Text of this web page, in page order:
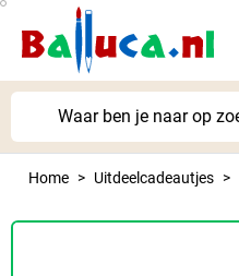
Home Uitdeelcadeautjes